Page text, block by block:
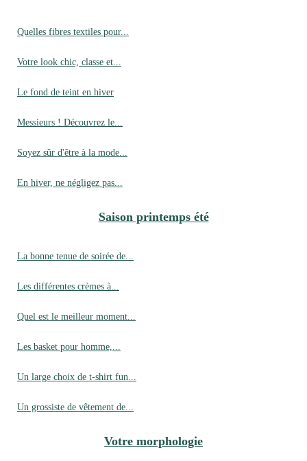
Quelles fibres textiles pour...
Votre look chic, classe et...
Le fond de teint en hiver
Messieurs ! Découvrez le...
Soyez sûr d'être à la mode...
En hiver, ne négligez pas...
Saison printemps été
La bonne tenue de soirée de...
Les différentes crèmes à...
Quel est le meilleur moment...
Les basket pour homme,...
Un large choix de t-shirt fun...
Un grossiste de vêtement de...
Votre morphologie